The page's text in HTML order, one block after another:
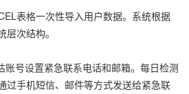
表格一次性导入用户数据。系统根据
次结构。
号设置紧急联系电话和邮箱。每日检测
过手机短信、邮件等方式发送给紧急联